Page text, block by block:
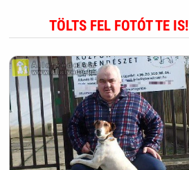
TÖLTS FEL FOTÓT TE IS!